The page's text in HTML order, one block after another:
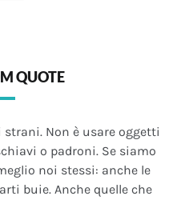
QUOTE
strani. Non è usare oggetti
o padroni. Se siamo
noi stessi: anche le
buie. Anche quelle che